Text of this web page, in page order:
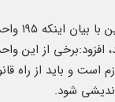
️فرماندار
افزود:برخی از این
است و باید از راه
شود.